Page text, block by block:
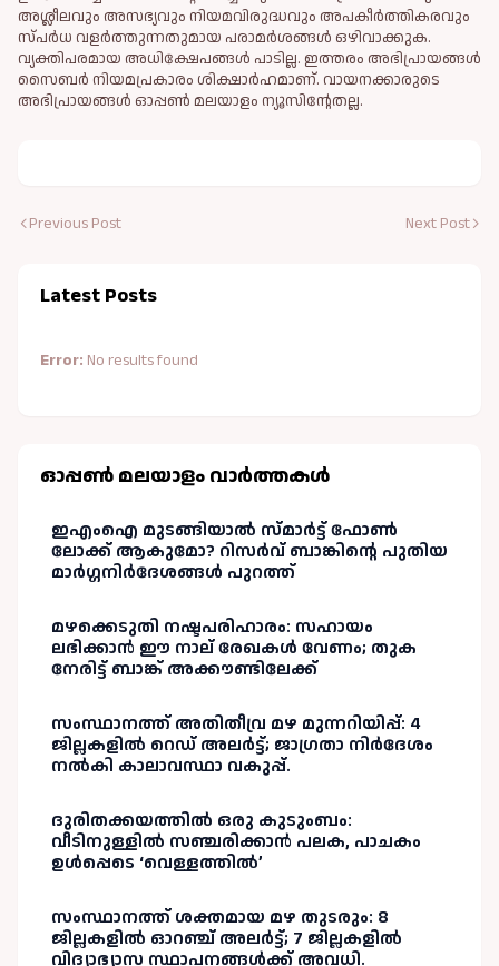
അശ്ലീലവും അസഭ്യവും നിയമവിരുദ്ധവും അപകീര്‍ത്തികരവും
സ്പര്‍ധ വളര്‍ത്തുന്നതുമായ പരാമര്‍ശങ്ങള്‍ ഒഴിവാക്കുക.
വ്യക്തിപരമായ അധിക്ഷേപങ്ങള്‍ പാടില്ല. ഇത്തരം അഭിപ്രായങ്ങള്‍
സൈബര്‍ നിയമപ്രകാരം ശിക്ഷാര്‍ഹമാണ്. വായനക്കാരുടെ
അഭിപ്രായങ്ങള്‍ ഓപ്പൺ മലയാളം ന്യൂസിന്റേതല്ല.
Previous Post Next Post
Latest Posts
Error: No results found
ഓപ്പണ്‍ മലയാളം വാർത്തകള്‍
ഇഎംഐ മുടങ്ങിയാൽ സ്മാർട്ട് ഫോൺ
ലോക്ക് ആകുമോ? റിസർവ് ബാങ്കിന്റെ പുതിയ
മാർഗ്ഗനിർദേശങ്ങൾ പുറത്ത്
മഴക്കെടുതി നഷ്ടപരിഹാരം: സഹായം
ലഭിക്കാൻ ഈ നാല് രേഖകൾ വേണം; തുക
നേരിട്ട് ബാങ്ക് അക്കൗണ്ടിലേക്ക്
സംസ്ഥാനത്ത് അതിതീവ്ര മഴ മുന്നറിയിപ്പ്: 4
ജില്ലകളിൽ റെഡ് അലർട്ട്; ജാഗ്രതാ നിർദേശം
നൽകി കാലാവസ്ഥാ വകുപ്പ്.
ദുരിതക്കയത്തിൽ ഒരു കുടുംബം:
വീടിനുള്ളിൽ സഞ്ചരിക്കാൻ പലക, പാചകം
ഉൾപ്പെടെ ‘വെള്ളത്തിൽ’
സംസ്ഥാനത്ത് ശക്തമായ മഴ തുടരും: 8
ജില്ലകളിൽ ഓറഞ്ച് അലർട്ട്; 7 ജില്ലകളിൽ
വിദ്യാഭ്യാസ സ്ഥാപനങ്ങൾക്ക് അവധി.